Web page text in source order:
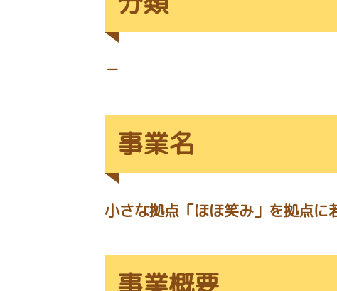
－
事業名
小さな拠点「ほほ笑み」を拠点に